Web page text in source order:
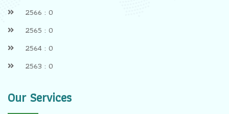
2566 : 0
2565 : 0
2564 : 0
2563 : 0
Our Services